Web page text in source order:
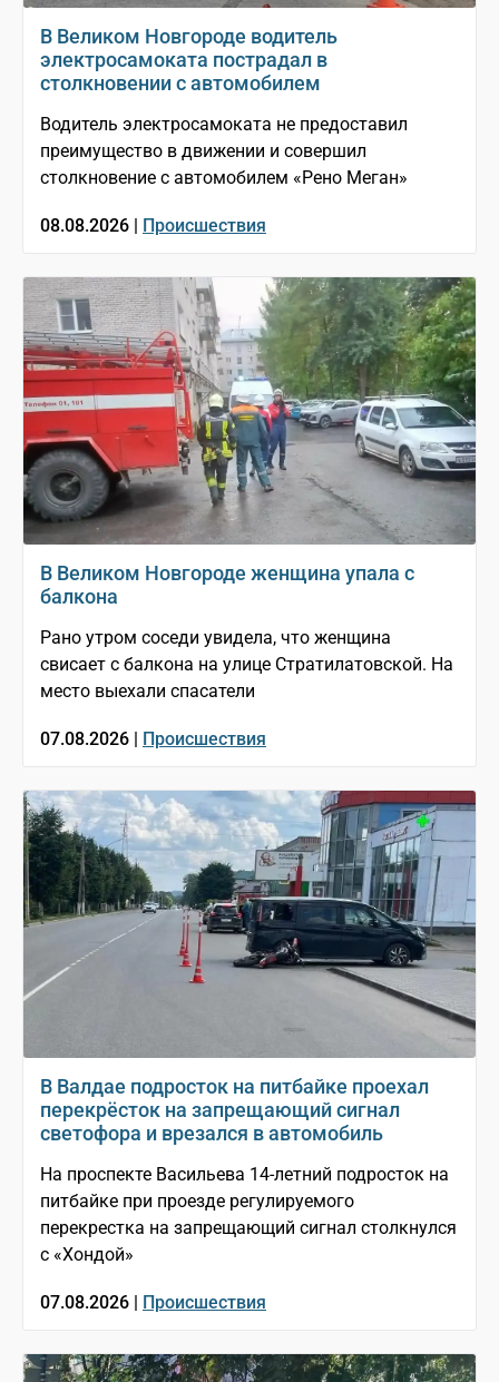
В Великом Новгороде водитель
электросамоката пострадал в
столкновении с автомобилем
Водитель электросамоката не предоставил
преимущество в движении и совершил
столкновение с автомобилем «Рено Меган»
08.08.2026 | Происшествия
В Великом Новгороде женщина упала с
балкона
Рано утром соседи увидела, что женщина
свисает с балкона на улице Стратилатовской. На
место выехали спасатели
07.08.2026 | Происшествия
В Валдае подросток на питбайке проехал
перекрёсток на запрещающий сигнал
светофора и врезался в автомобиль
На проспекте Васильева 14-летний подросток на
питбайке при проезде регулируемого
перекрестка на запрещающий сигнал столкнулся
с «Хондой»
07.08.2026 | Происшествия